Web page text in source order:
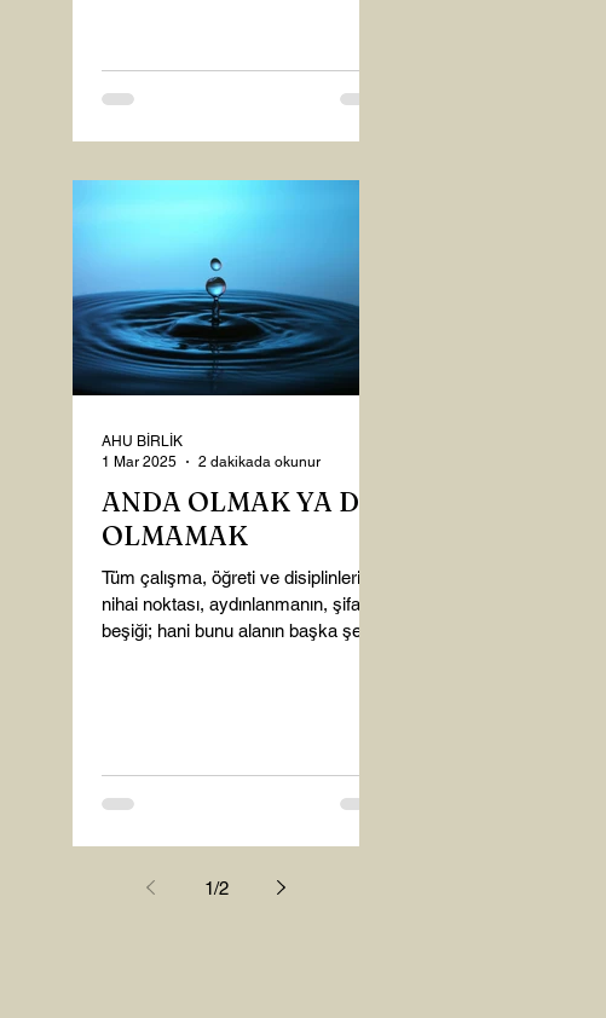
ANDA OLMAK YA DA
OLMAMAK
Tüm çalışma, öğreti ve disiplinlerin
nihai noktası, aydınlanmanın, şifanın
beşiği; hani bunu alanın başka şey
AHU BİRLİK
1 Mar 2025
2 dakikada okunur
1/2